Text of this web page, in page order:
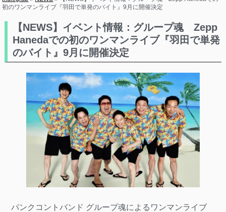
初のワンマンライブ『羽田で単発のバイト』9月に開催決定
【NEWS】イベント情報：グループ魂 Zepp
Hanedaでの初のワンマンライブ『羽田で単発
のバイト』9月に開催決定
パンクコントバンド グループ魂によるワンマンライブ